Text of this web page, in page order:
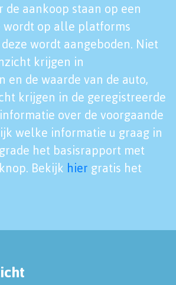
de aankoop staan op een
wordt op alle platforms
wordt aangeboden. Niet
krijgen in
en de waarde van de auto,
krijgen in de geregistreerde
over de voorgaande
welke informatie u graag in
het basisrapport met
Bekijk hier gratis het